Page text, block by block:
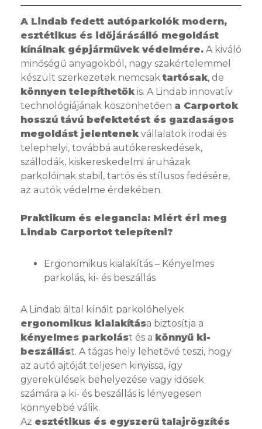
A Lindab fedett autóparkolók modern,
esztétikus és időjárásálló megoldást
kínálnak gépjárművek védelmére. A kiváló
minőségű anyagokból, nagy szakértelemmel
készült szerkezetek nemcsaktartósak, de
könnyen telepíthetők is. A Lindab innovatív
technológiájának köszönhetően a Carportok
hosszú távú befektetést és gazdaságos
megoldást jelentenek vállalatok irodai és
telephelyi, továbbá autókereskedések,
szállodák, kiskereskedelmi áruházak
parkolóinak stabil, tartós és stílusos fedésére,
az autók védelme érdekében.
Praktikum és elegancia: Miért éri meg
Lindab Carportot telepíteni?
Ergonomikus kialakítás – Kényelmes
parkolás, ki- és beszállás
A Lindab által kínált parkolóhelyek
ergonomikus kialakítása biztosítja a
kényelmes parkolást és a könnyű ki-
beszállást. A tágas hely lehetővé teszi, hogy
az autó ajtóját teljesen kinyissa, így
gyerekülések behelyezése vagy idősek
számára a ki- és beszállás is lényegesen
könnyebbé válik.
Az esztétikus és egyszerű talajrögzítés